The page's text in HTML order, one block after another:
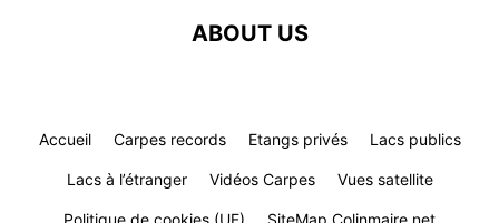
ABOUT US
Accueil Carpes records Etangs privés Lacs publics
Lacs à l’étranger Vidéos Carpes Vues satellite
Politique de cookies (UE) SiteMap Colinmaire.net